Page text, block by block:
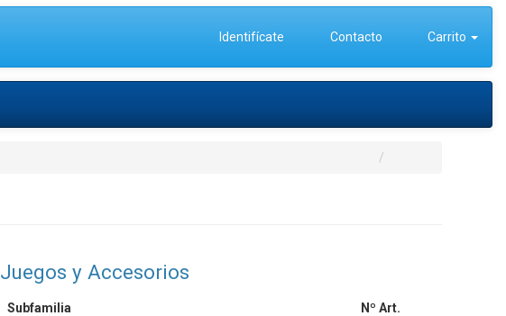
Identifícate Contacto Carrito
Juegos y Accesorios
Subfamilia Nº Art.